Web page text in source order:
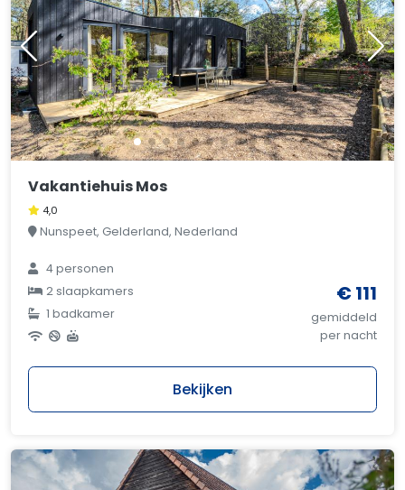
Vakantiehuis Mos
4,0
Nunspeet, Gelderland, Nederland
4 personen
2 slaapkamers
1 badkamer
€ 111
gemiddeld
per nacht
Bekijken